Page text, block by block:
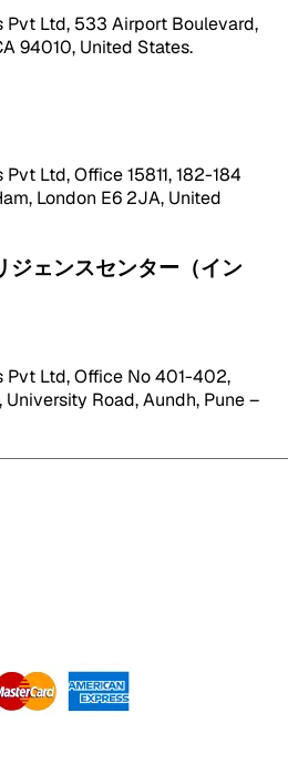
Pvt Ltd, 533 Airport Boulevard,
94010, United States.
Ltd, Office 15811, 182-184
London E6 2JA, United
ジェンスセンター（イン
Pvt Ltd, Office No 401-402,
Road, Aundh, Pune –